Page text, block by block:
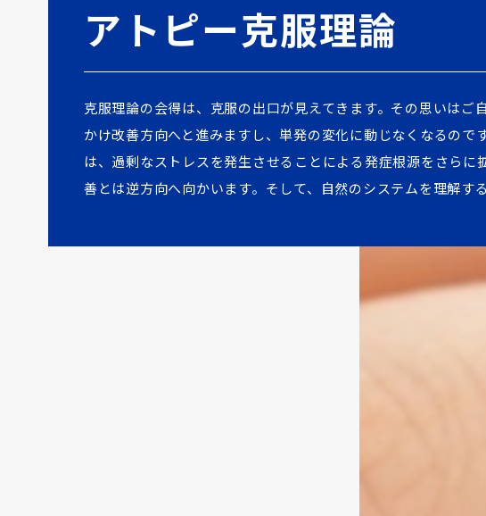
アトピー克服理論
克服理論の会得は、克服の出口が見えてきます。その思いはご
かけ改善方向へと進みますし、単発の変化に動じなくなるので
は、過剰なストレスを発生させることによる発症根源をさらに
善とは逆方向へ向かいます。そして、自然のシステムを理解す